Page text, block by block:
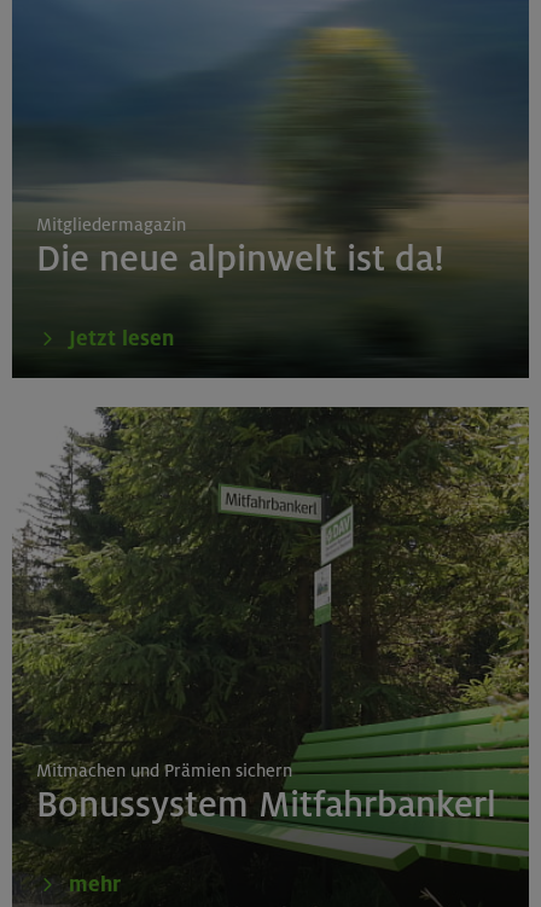
Mitgliedermagazin
Die neue alpinwelt ist da!
Jetzt lesen
Mitmachen und Prämien sichern
Bonussystem Mitfahrbankerl
mehr